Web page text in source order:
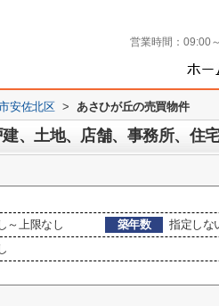
営業時間： 09:00
安佐北区 > あさひが丘の売買物件
、土地、店舗、事務所、住
～上限なし 築年数
指定しな